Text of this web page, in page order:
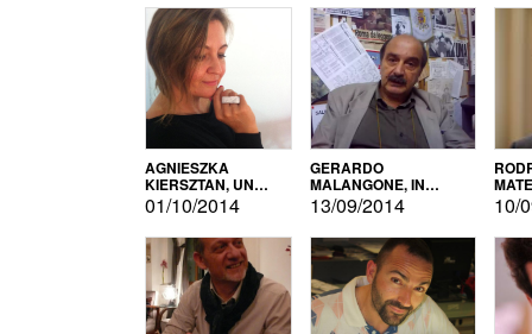
AGNIESZKA
KIERSZTAN, UN
MODELLO DI
AUTOPRODUZIONE
01/10/2014
GERARDO
MALANGONE, IN
GIURIA PER IL
CONCORSO
LETTERARIO
13/09/2014 10/